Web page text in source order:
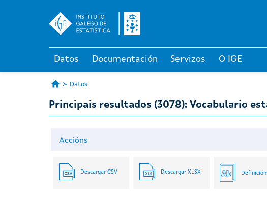
Datos Documentación Servizos O IGE
Datos
Principais resultados (3078): Vocabulario
Accións
Descargar CSV Descargar XLSX